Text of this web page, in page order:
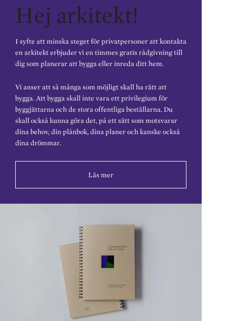
Hej arkitekt!
I syfte att minska steget för privatpersoner att kontakta
en arkitekt erbjuder vi en timmes gratis rådgivning till
dig som planerar att bygga eller inreda ditt hem.
Vi anser att så många som möjligt skall ha rätt att
bygga. Att bygga skall inte vara ett privilegium för
byggjättarna och de stora offentliga beställarna. Du
skall också kunna göra det, på ett sätt som motsvarar
dina behov, din plånbok, dina planer och kanske också
dina drömmar.
Läs mer